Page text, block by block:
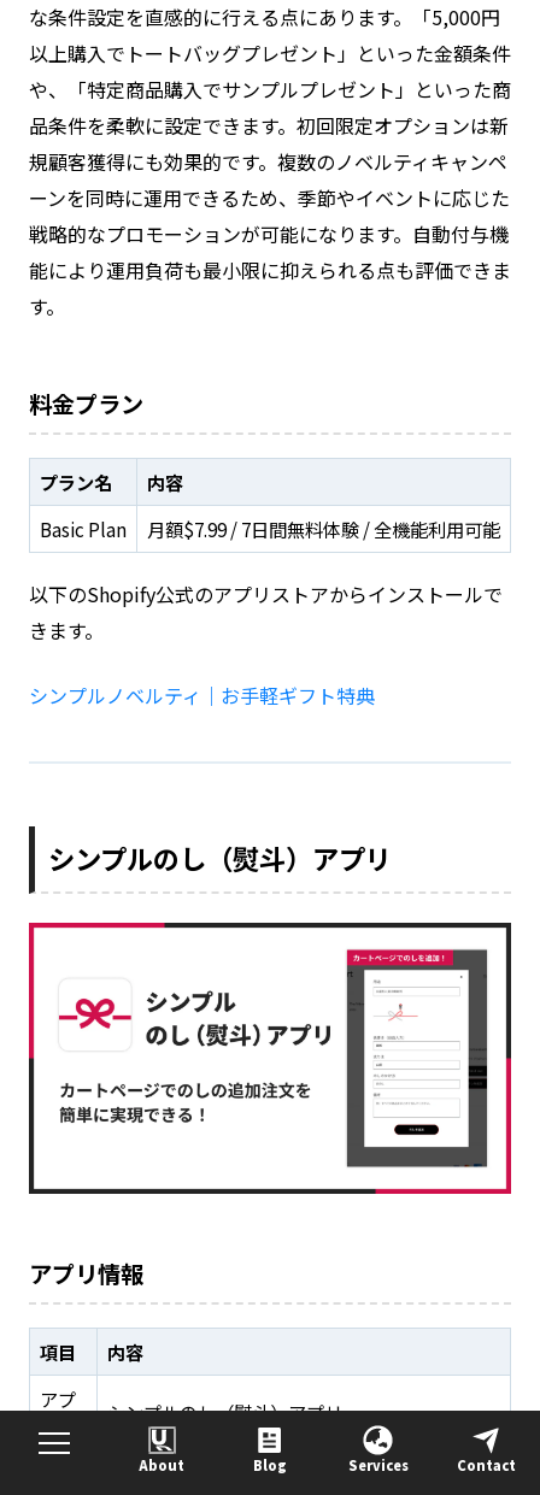
About Blog Services Contact
な条件設定を直感的に行える点にあります。「5,000円
以上購入でトートバッグプレゼント」といった金額条件
や、「特定商品購入でサンプルプレゼント」といった商
品条件を柔軟に設定できます。初回限定オプションは新
規顧客獲得にも効果的です。複数のノベルティキャンペ
ーンを同時に運用できるため、季節やイベントに応じた
戦略的なプロモーションが可能になります。自動付与機
能により運用負荷も最小限に抑えられる点も評価できま
す。
料金プラン
プラン名
内容
Basic Plan
月額$7.99 / 7日間無料体験 / 全機能利用可能
以下のShopify公式のアプリストアからインストールで
きます。
シンプルノベルティ｜お手軽ギフト特典
シンプルのし（熨斗）アプリ
アプリ情報
項目
内容
アプ
シンプルのし（熨斗）アプリ
月額$6.99（無料体験あり）